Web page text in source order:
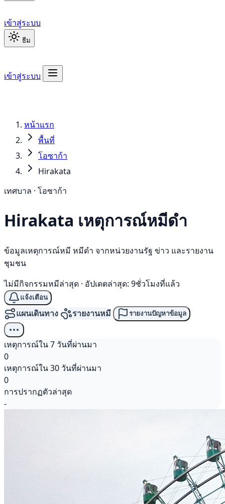
เข้าสู่ระบบ
ธีม
เข้าสู่ระบบ
หน้าแรก
พื้นที่
โอซาก้า
Hirakata
เทศบาล · โอซาก้า
Hirakata เหตุการณ์หมีดำ
ข้อมูลเหตุการณ์หมี หมีดำ จากหน่วยงานรัฐ ข่าว และรายงาน
ชุมชน
ไม่มีกิจกรรมหมีล่าสุด · อัปเดตล่าสุด: 9ชั่วโมงที่แล้ว
แจ้งเตือน
แผนเดินทาง รายงานหมี รายงานปัญหาข้อมูล
เหตุการณ์ใน 7 วันที่ผ่านมา
0
เหตุการณ์ใน 30 วันที่ผ่านมา
0
การปรากฏตัวล่าสุด
-